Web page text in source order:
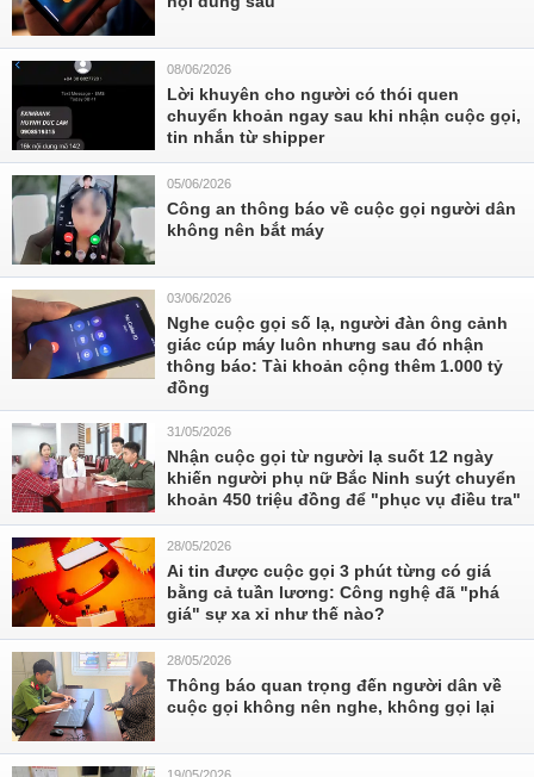
08/06/2026
Lời khuyên cho người có thói quen
chuyển khoản ngay sau khi nhận cuộc gọi,
tin nhắn từ shipper
05/06/2026
Công an thông báo về cuộc gọi người dân
không nên bắt máy
03/06/2026
Nghe cuộc gọi số lạ, người đàn ông cảnh
giác cúp máy luôn nhưng sau đó nhận
thông báo: Tài khoản cộng thêm 1.000 tỷ
đồng
31/05/2026
Nhận cuộc gọi từ người lạ suốt 12 ngày
khiến người phụ nữ Bắc Ninh suýt chuyển
khoản 450 triệu đồng để "phục vụ điều tra"
28/05/2026
Ai tin được cuộc gọi 3 phút từng có giá
bằng cả tuần lương: Công nghệ đã "phá
giá" sự xa xỉ như thế nào?
28/05/2026
Thông báo quan trọng đến người dân về
cuộc gọi không nên nghe, không gọi lại